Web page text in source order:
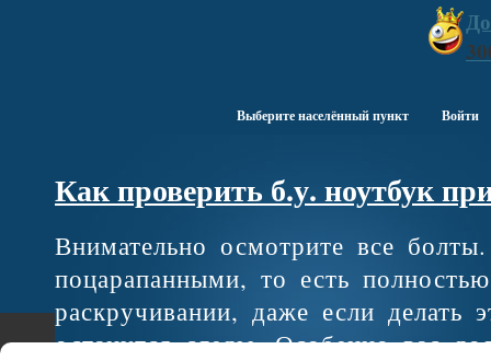
Выберите населённый пункт Войти
Как проверить б.у. ноутбук
Внимательно осмотрите все
поцарапанными, то есть
раскручивании, даже если делать
останутся следы. Особенно вас